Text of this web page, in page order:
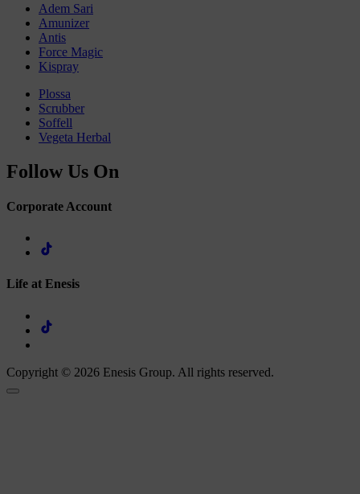
Adem Sari
Amunizer
Antis
Force Magic
Kispray
Plossa
Scrubber
Soffell
Vegeta Herbal
Follow Us On
Corporate Account
Life at Enesis
Copyright © 2026 Enesis Group. All rights reserved.